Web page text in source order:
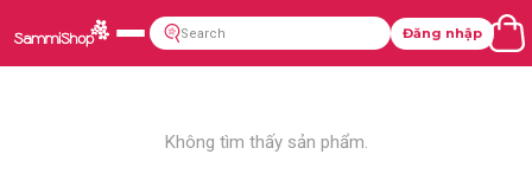
Đăng nhập
Không tìm thấy sản phẩm.